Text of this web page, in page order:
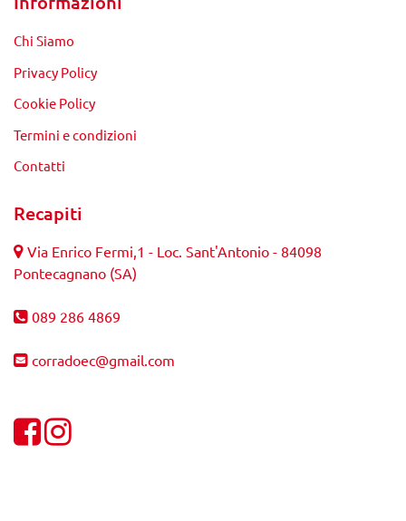
Chi Siamo
Privacy Policy
Cookie Policy
Termini e condizioni
Contatti
Recapiti
Via Enrico Fermi,1 - Loc. Sant'Antonio - 84098
Pontecagnano (SA)
089 286 4869
corradoec@gmail.com
Visualizza la nostra pagina Facebook
Visualizza il nostro profilo Instagram